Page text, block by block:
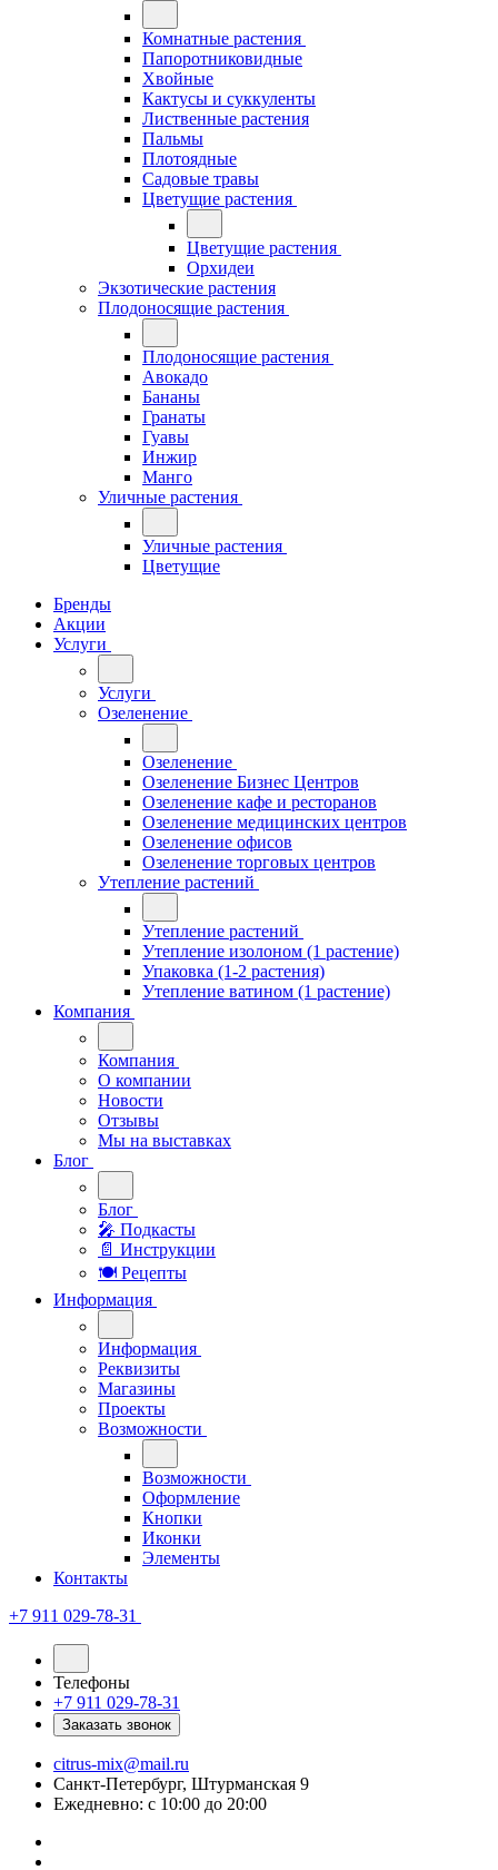
Комнатные растения
Папоротниковидные
Хвойные
Кактусы и суккуленты
Лиственные растения
Пальмы
Плотоядные
Садовые травы
Цветущие растения
Цветущие растения
Орхидеи
Экзотические растения
Плодоносящие растения
Плодоносящие растения
Авокадо
Бананы
Гранаты
Гуавы
Инжир
Манго
Уличные растения
Уличные растения
Цветущие
Бренды
Акции
Услуги
Услуги
Озеленение
Озеленение
Озеленение Бизнес Центров
Озеленение кафе и ресторанов
Озеленение медицинских центров
Озеленение офисов
Озеленение торговых центров
Утепление растений
Утепление растений
Утепление изолоном (1 растение)
Упаковка (1-2 растения)
Утепление ватином (1 растение)
Компания
Компания
О компании
Новости
Отзывы
Мы на выставках
Блог
Блог
🎤︎︎ Подкасты
📄 Инструкции
🍽 Рецепты
Информация
Информация
Реквизиты
Магазины
Проекты
Возможности
Возможности
Оформление
Кнопки
Иконки
Элементы
Контакты
+7 911 029-78-31
Телефоны
+7 911 029-78-31
Заказать звонок
citrus-mix@mail.ru
Санкт-Петербург, Штурманская 9
Ежедневно: с 10:00 до 20:00